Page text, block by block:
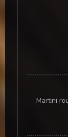
Martini